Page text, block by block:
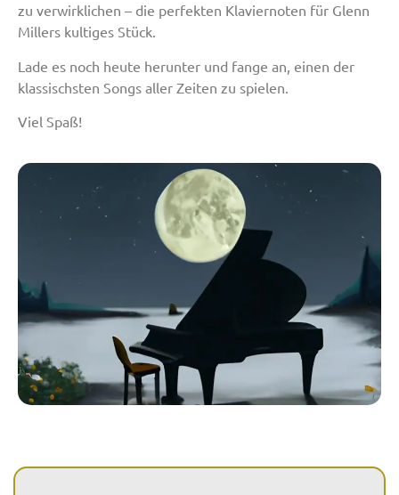
zu verwirklichen – die perfekten Klaviernoten für Glenn
Millers kultiges Stück.
Lade es noch heute herunter und fange an, einen der
klassischsten Songs aller Zeiten zu spielen.
Viel Spaß!